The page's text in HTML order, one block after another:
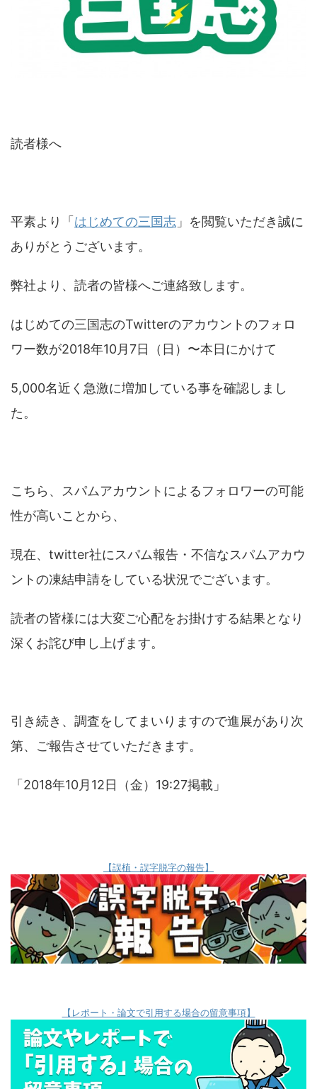
読者様へ
平素より「 はじめての三国志 」を閲覧いただき誠に
ありがとうございます。
弊社より、読者の皆様へご連絡致します。
はじめての三国志のTwitterのアカウントのフォロ
ワー数が2018年10月7日（日）〜本日にかけて
5,000名近く急激に増加している事を確認しまし
た。
こちら、スパムアカウントによるフォロワーの可能
性が高いことから、
現在、twitter社にスパム報告・不信なスパムアカウ
ントの凍結申請をしている状況でございます。
読者の皆様には大変ご心配をお掛けする結果となり
深くお詫び申し上げます。
引き続き、調査をしてまいりますので進展があり次
第、ご報告させていただきます。
「2018年10月12日（金）19:27掲載」
【誤植・誤字脱字の報告】
【レポート・論文で引用する場合の留意事項】